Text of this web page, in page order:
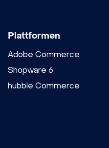
Plattformen
Adobe Commerce
Shopware 6
hubble Commerce